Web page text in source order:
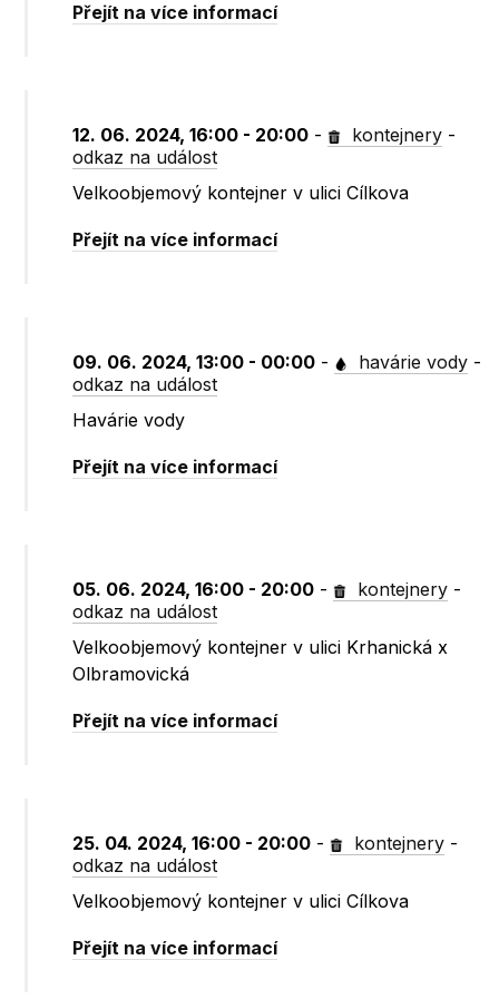
Přejít na více informací
12. 06. 2024, 16:00 - 20:00 - kontejnery -
odkaz na událost
Velkoobjemový kontejner v ulici Cílkova
Přejít na více informací
09. 06. 2024, 13:00 - 00:00 - havárie vody -
odkaz na událost
Havárie vody
Přejít na více informací
05. 06. 2024, 16:00 - 20:00 - kontejnery -
odkaz na událost
Velkoobjemový kontejner v ulici Krhanická x
Olbramovická
Přejít na více informací
25. 04. 2024, 16:00 - 20:00 - kontejnery -
odkaz na událost
Velkoobjemový kontejner v ulici Cílkova
Přejít na více informací